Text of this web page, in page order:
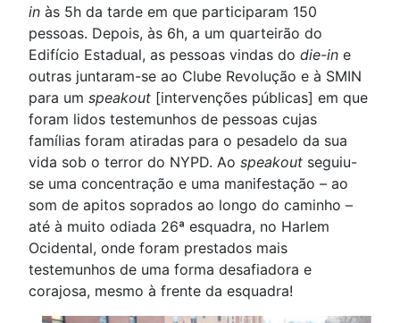
in às 5h da tarde em que participaram 150
pessoas. Depois, às 6h, a um quarteirão do
Edifício Estadual, as pessoas vindas do die-in e
outras juntaram-se ao Clube Revolução e à SMIN
para um speakout [intervenções públicas] em que
foram lidos testemunhos de pessoas cujas
famílias foram atiradas para o pesadelo da sua
vida sob o terror do NYPD. Ao speakout seguiu-
se uma concentração e uma manifestação – ao
som de apitos soprados ao longo do caminho –
até à muito odiada 26ª esquadra, no Harlem
Ocidental, onde foram prestados mais
testemunhos de uma forma desafiadora e
corajosa, mesmo à frente da esquadra!